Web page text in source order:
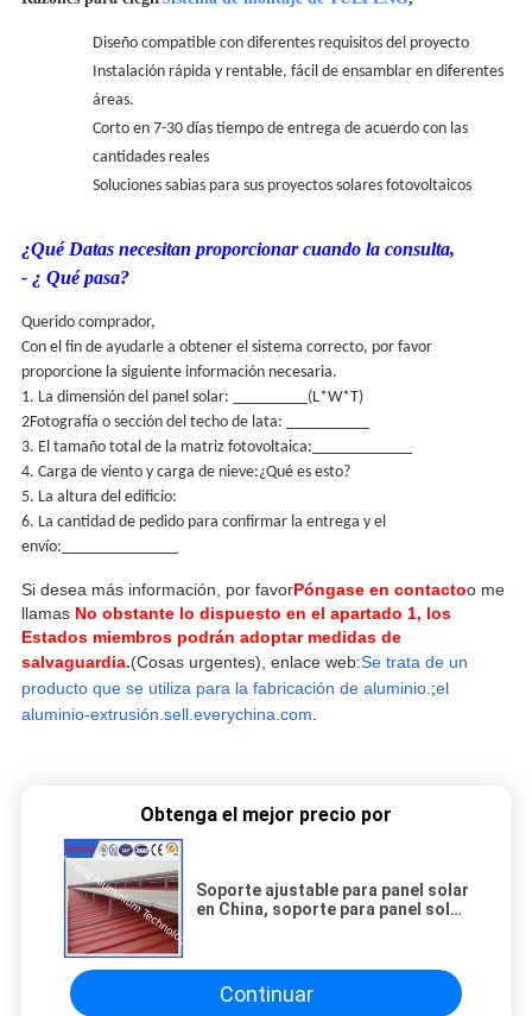
Diseño compatible con diferentes requisitos del proyecto
Instalación rápida y rentable, fácil de ensamblar en diferentes
áreas.
Corto en 7-30 días tiempo de entrega de acuerdo con las
cantidades reales
Soluciones sabias para sus proyectos solares fotovoltaicos
¿Qué Datas necesitan proporcionar cuando la consulta,
- ¿ Qué pasa?
Querido comprador,
Con el fin de ayudarle a obtener el sistema correcto, por favor
proporcione la siguiente información necesaria.
1. La dimensión del panel solar: _________(L*W*T)
2Fotografía o sección del techo de lata: __________
3. El tamaño total de la matriz fotovoltaica:____________
4. Carga de viento y carga de nieve:¿Qué es esto?
5. La altura del edificio:
6. La cantidad de pedido para confirmar la entrega y el
envío:______________
Si desea más información, por favorPóngase en contactoo me
llamas No obstante lo dispuesto en el apartado 1, los
Estados miembros podrán adoptar medidas de
salvaguardia.(Cosas urgentes), enlace web:Se trata de un
producto que se utiliza para la fabricación de aluminio. ;el
aluminio-extrusión.sell.everychina.com
Obtenga el mejor precio por
Soporte ajustable para panel solar
en China, soporte para panel solar
Continuar